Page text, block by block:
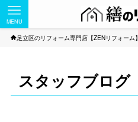
MENU
足立区のリフォーム専門店【ZENリフォーム】
スタッフブログ